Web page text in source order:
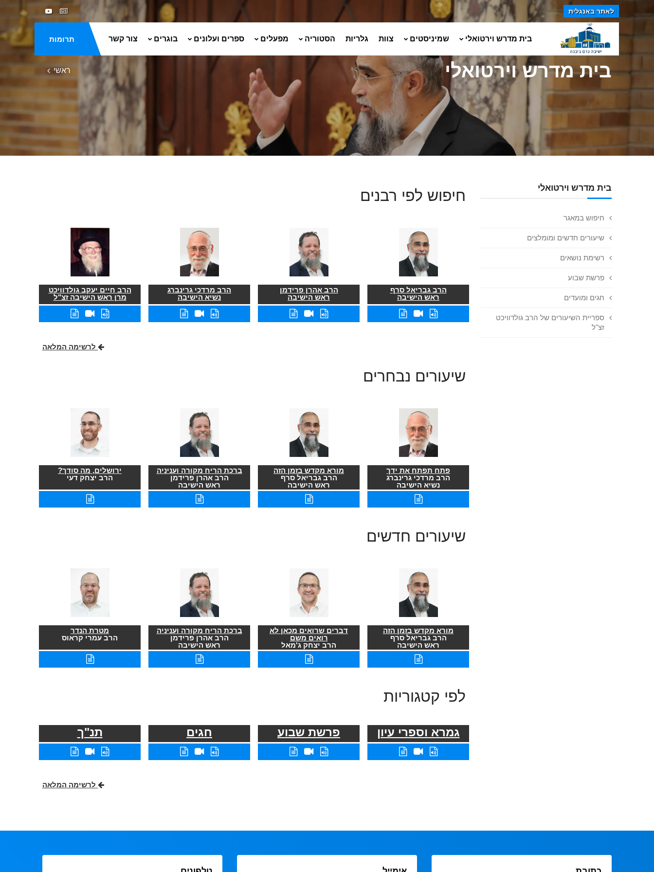
לאתר באנגלית
תרומות בית מדרש וירטואלי שמיניסטים צוות גלריות הסטוריה מפעלים ספרים ועלונים בוגרים צור קשר
בית מדרש וירטואלי ראשי
בית מדרש וירטואלי
חיפוש במאגר
שיעורים חדשים ומומלצים
רשימת נושאים
פרשת שבוע
חגים ומועדים
ספריית השיעורים של הרב גולדוויכט
זצ"ל
חיפוש לפי רבנים
הרב גבריאל סרף
ראש הישיבה
הרב אהרן פרידמן
ראש הישיבה
הרב מרדכי גרינברג
נשיא הישיבה
הרב חיים יעקב גולדוויכט
מרן ראש הישיבה זצ"ל
לרשימה המלאה
שיעורים נבחרים
פתח תפתח את ידך
הרב מרדכי גרינברג
נשיא הישיבה
מורא מקדש בזמן הזה
הרב גבריאל סרף
ראש הישיבה
ברכת הריח מקורה ועניניה
הרב אהרן פרידמן
ראש הישיבה
ירושלים, מה סודך?
הרב יצחק דעי
שיעורים חדשים
מורא מקדש בזמן הזה
הרב גבריאל סרף
ראש הישיבה
דברים שרואים מכאן לא
רואים משם
הרב יצחק ג'מאל
ברכת הריח מקורה ועניניה
הרב אהרן פרידמן
ראש הישיבה
מטרת הנדר
הרב עמרי קראוס
לפי קטגוריות
גמרא וספרי עיון פרשת שבוע חגים תנ"ך
לרשימה המלאה